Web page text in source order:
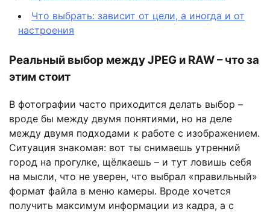
Что выбрать: зависит от цели, а иногда и от
настроения
Реальный выбор между JPEG и RAW – что за
этим стоит
В фотографии часто приходится делать выбор –
вроде бы между двумя понятиями, но на деле
между двумя подходами к работе с изображением.
Ситуация знакомая: вот ты снимаешь утренний
город на прогулке, щёлкаешь – и тут ловишь себя
на мысли, что не уверен, что выбрал «правильный»
формат файла в меню камеры. Вроде хочется
получить максимум информации из кадра, а с